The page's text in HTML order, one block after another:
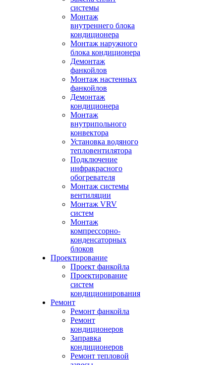
системы
Монтаж
внутреннего блока
кондиционера
Монтаж наружного
блока кондиционера
Демонтаж
фанкойлов
Монтаж настенных
фанкойлов
Демонтаж
кондиционера
Монтаж
внутрипольного
конвектора
Установка водяного
тепловентилятора
Подключение
инфракрасного
обогревателя
Монтаж системы
вентиляции
Монтаж VRV
систем
Монтаж
компрессорно-
конденсаторных
блоков
Проектирование
Проект фанкойла
Проектирование
систем
кондиционирования
Ремонт
Ремонт фанкойла
Ремонт
кондиционеров
Заправка
кондиционеров
Ремонт тепловой